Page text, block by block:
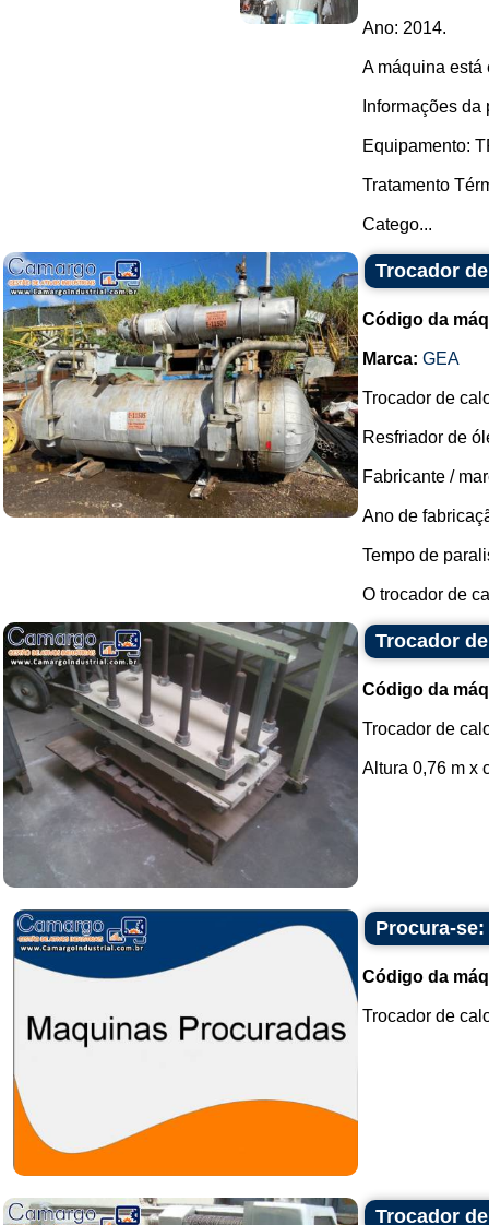
Ano: 2014.
A máquina está
Informações
Equipamento:
Tratamento
Catego...
Trocador
Código da
Marca: GEA
Trocador de
Resfriador de
Fabricante /
Ano de
Tempo de
O trocador de
Trocador
Código da
Trocador de
Altura 0,76 m x
Procura-
Código da
Trocador de
Trocador